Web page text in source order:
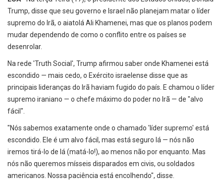
Trump, disse que seu governo e Israel não planejam matar o líder
supremo do Irã, o aiatolá Ali Khamenei, mas que os planos podem
mudar dependendo de como o conflito entre os países se
desenrolar.
Na rede 'Truth Social', Trump afirmou saber onde Khamenei está
escondido — mais cedo, o Exército israelense disse que as
principais lideranças do Irã haviam fugido do país. E chamou o líder
supremo iraniano — o chefe máximo do poder no Irã — de "alvo
fácil".
"Nós sabemos exatamente onde o chamado 'líder supremo' está
escondido. Ele é um alvo fácil, mas está seguro lá — nós não
iremos tirá-lo de lá (matá-lo!), ao menos não por enquanto. Mas
nós não queremos mísseis disparados em civis, ou soldados
americanos. Nossa paciência está encolhendo", disse.